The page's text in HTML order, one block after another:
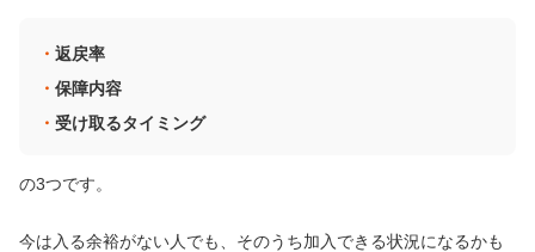
返戻率
保障内容
受け取るタイミング
の3つです。
今は入る余裕がない人でも、そのうち加入できる状況になるかも